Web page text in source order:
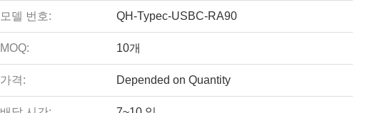
모델 번호: QH-Typec-USBC-RA90
MOQ: 10개
가격: Depended on Quantity